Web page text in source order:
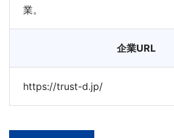
業。
企業URL
https://trust-d.jp/